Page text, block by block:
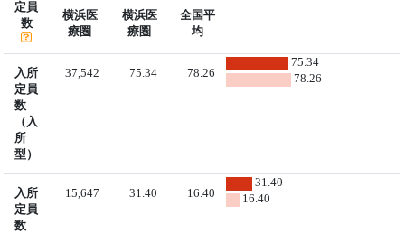
定員
数
横浜医
療圏
横浜医
療圏
全国平
均
入所
定員
数
（入
所
型）
37,542 75.34 78.26
75.34
78.26
入所
定員
数
15,647 31.40 16.40
31.40
16.40